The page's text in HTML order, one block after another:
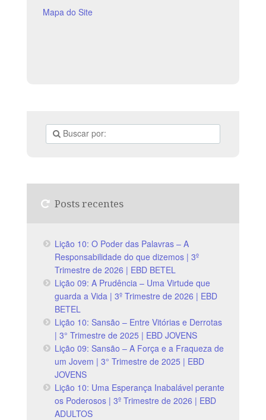
Mapa do Site
Posts recentes
Lição 10: O Poder das Palavras – A
Responsabilidade do que dizemos | 3º
Trimestre de 2026 | EBD BETEL
Lição 09: A Prudência – Uma Virtude que
guarda a Vida | 3º Trimestre de 2026 | EBD
BETEL
Lição 10: Sansão – Entre Vitórias e Derrotas
| 3° Trimestre de 2025 | EBD JOVENS
Lição 09: Sansão – A Força e a Fraqueza de
um Jovem | 3° Trimestre de 2025 | EBD
JOVENS
Lição 10: Uma Esperança Inabalável perante
os Poderosos | 3º Trimestre de 2026 | EBD
ADULTOS